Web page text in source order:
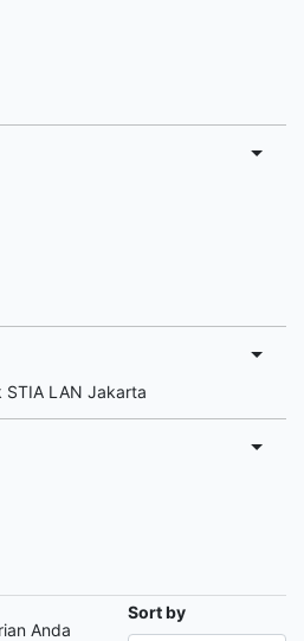
STIA LAN Jakarta
Anda
Sort by